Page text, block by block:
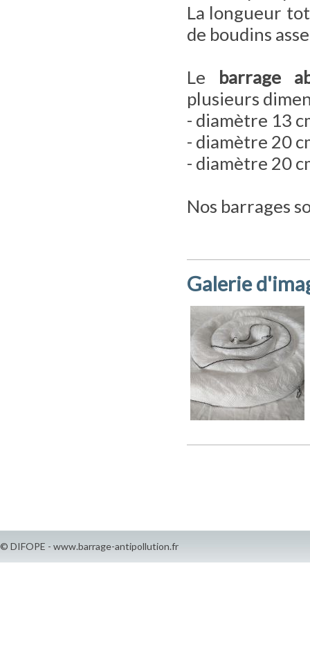
La longueur
de boudins
Le barrage
plusieurs
- diamètre 13
- diamètre 20
- diamètre 20
Nos barrages
Galerie
© DIFOPE - www.barrage-antipollution.fr